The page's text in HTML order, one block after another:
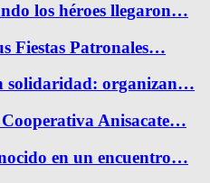
los héroes llegaron…
Fiestas Patronales…
solidaridad: organizan…
Cooperativa Anisacate…
en un encuentro…